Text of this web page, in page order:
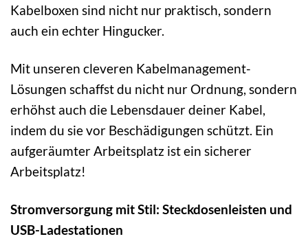
Kabelboxen sind nicht nur praktisch, sondern
auch ein echter Hingucker.
Mit unseren cleveren Kabelmanagement-
Lösungen schaffst du nicht nur Ordnung, sondern
erhöhst auch die Lebensdauer deiner Kabel,
indem du sie vor Beschädigungen schützt. Ein
aufgeräumter Arbeitsplatz ist ein sicherer
Arbeitsplatz!
Stromversorgung mit Stil: Steckdosenleisten und
USB-Ladestationen